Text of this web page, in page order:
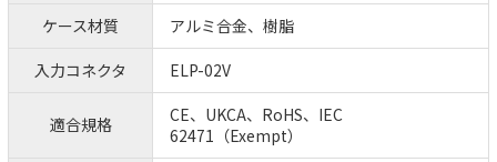
ケース材質
アルミ合金、樹脂
入力コネクタ
ELP-02V
適合規格
CE、UKCA、RoHS、IEC
62471（Exempt）